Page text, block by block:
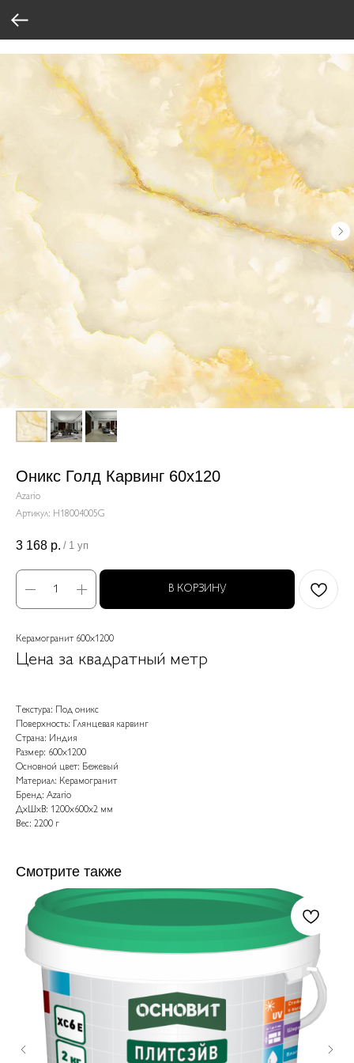
Оникс Голд Карвинг 60x120
Azario
Артикул: H18004005G
3 168 р. / 1 уп
В КОРЗИНУ
Керамогранит 600x1200
Цена за квадратный метр
Текстура: Под оникс
Поверхность: Глянцевая карвинг
Страна: Индия
Размер: 600x1200
Основной цвет: Бежевый
Материал: Керамогранит
Бренд: Azario
ДxШxВ: 1200x600x2 мм
Вес: 2200 г
Смотрите также